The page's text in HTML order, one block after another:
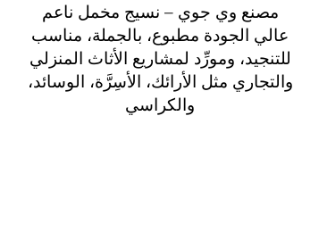
مصنع وي جوي – نسيج مخمل ناعم
عالي الجودة مطبوع، بالجملة، مناسب
للتنجيد، ومورِّد لمشاريع الأثاث المنزلي
والتجاري مثل الأرائك، الأسِرَّة، الوسائد،
والكراسي